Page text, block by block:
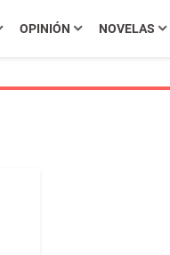
OPINIÓN NOVELAS